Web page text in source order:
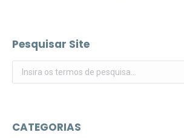
Pesquisar Site
Pesquisar:
CATEGORIAS